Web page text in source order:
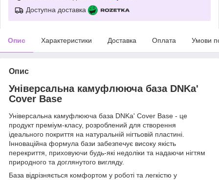
Доступна доставка
Опис Характеристики Доставка Оплата Умови
Опис
Універсальна камуфлююча база DNKa'
Cover Base
Універсальна камуфлююча база DNKa' Cover Base - це
продукт преміум-класу, розроблений для створення
ідеального покриття на натуральній нігтьовій пластині.
Інноваційна формула бази забезпечує високу якість
перекриття, приховуючи будь-які недоліки та надаючи нігтям
природного та доглянутого вигляду.
База відрізняється комфортом у роботі та легкістю у